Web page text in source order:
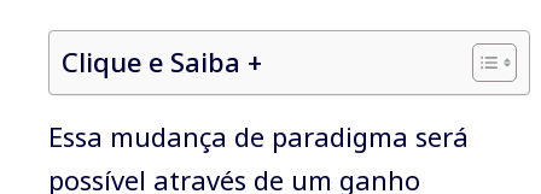
Clique e Saiba +
Essa mudança de paradigma será
possível através de um ganho